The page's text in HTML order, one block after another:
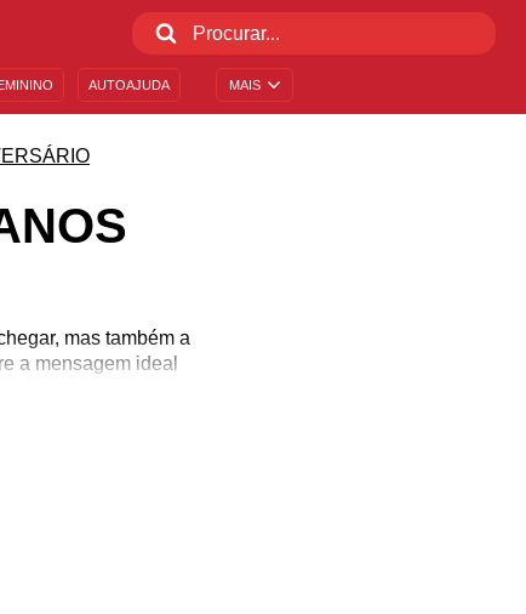
MAIS
AUTOAJUDA
mas também a
a mensagem ideal